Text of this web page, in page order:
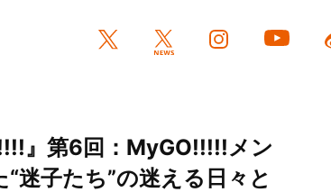
』第6回：MyGO!!!!!メン
迷子たち”の迷える日々と